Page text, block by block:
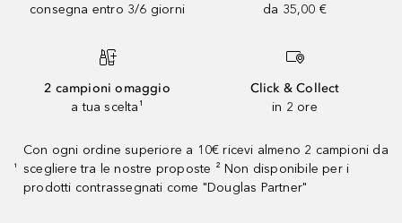
consegna entro 3/6 giorni da 35,00 €
2 campioni omaggio
a tua scelta¹
Click & Collect
in 2 ore
¹
Con ogni ordine superiore a 10€ ricevi almeno 2 campioni da
scegliere tra le nostre proposte ² Non disponibile per i
prodotti contrassegnati come "Douglas Partner"